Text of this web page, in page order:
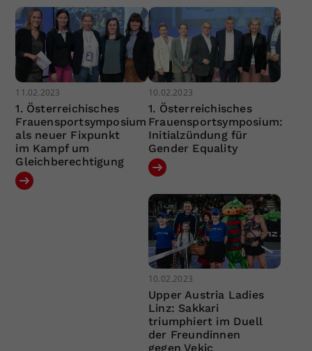
11.02.2023
1. Österreichisches
Frauensportsymposium
als neuer Fixpunkt
im Kampf um
Gleichberechtigung
10.02.2023
1. Österreichisches
Frauensportsymposium:
Initialzündung für
Gender Equality
10.02.2023
Upper Austria Ladies
Linz: Sakkari
triumphiert im Duell
der Freundinnen
gegen Vekic